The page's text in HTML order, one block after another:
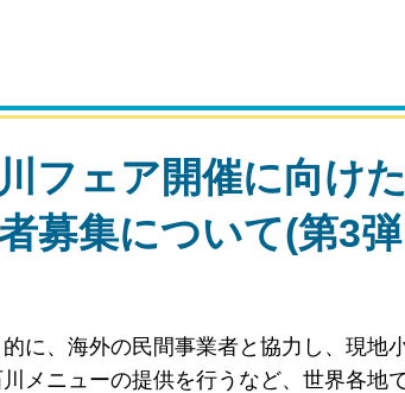
フェア開催に向け
募集について(第3
に、海外の民間事業者と協力し、現地
メニューの提供を行うなど、世界各地